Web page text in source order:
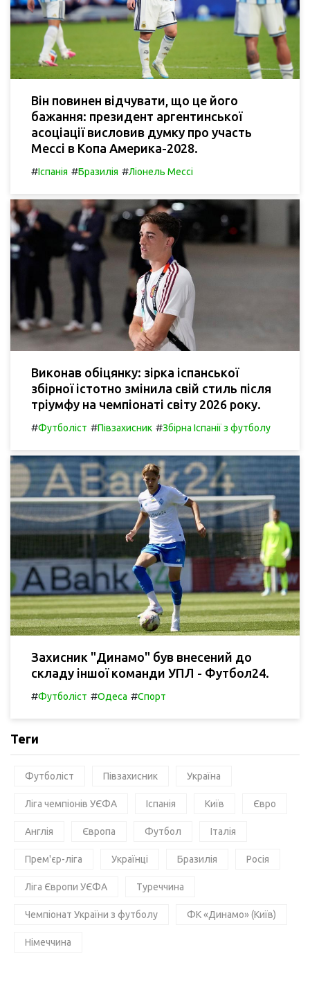
Він повинен відчувати, що це його
бажання: президент аргентинської
асоціації висловив думку про участь
Мессі в Копа Америка-2028.
#Іспанія #Бразилія #Ліонель Мессі
Виконав обіцянку: зірка іспанської
збірної істотно змінила свій стиль після
тріумфу на чемпіонаті світу 2026 року.
#Футболіст #Півзахисник #Збірна Іспанії з футболу
Захисник "Динамо" був внесений до
складу іншої команди УПЛ - Футбол24.
#Футболіст #Одеса #Спорт
Теги
Футболіст Півзахисник Україна
Ліга чемпіонів УЄФА Іспанія Київ Євро
Англія Європа Футбол Італія
Прем'єр-ліга Українці Бразилія Росія
Ліга Європи УЄФА Туреччина
Чемпіонат України з футболу ФК «Динамо» (Київ)
Німеччина